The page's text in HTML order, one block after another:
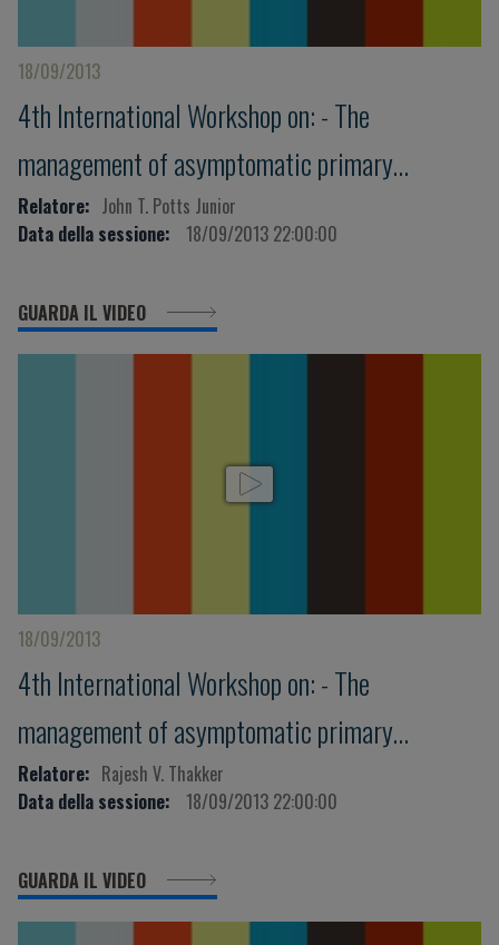
18/09/2013
4th International Workshop on: - The
management of asymptomatic primary
hyperparathyroidism
Relatore: John T. Potts Junior
Data della sessione:
18/09/2013 22:00:00
GUARDA IL VIDEO
18/09/2013
4th International Workshop on: - The
management of asymptomatic primary
hyperparathyroidism
Relatore: Rajesh V. Thakker
Data della sessione:
18/09/2013 22:00:00
GUARDA IL VIDEO